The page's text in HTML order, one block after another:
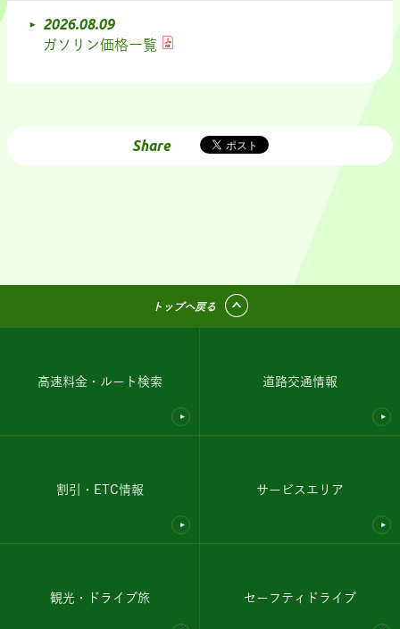
2026.08.09
ガソリン価格一覧
Share
トップへ戻る
高速料金・ルート検索 道路交通情報
割引・ETC情報 サービスエリア
観光・ドライブ旅 セーフティドライブ